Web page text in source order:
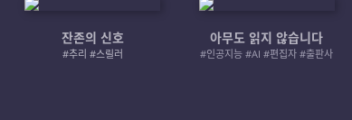
잔존의 신호
#추리 #스릴러
아무도 읽지 않습니다
#인공지능 #AI #편집자 #출판사